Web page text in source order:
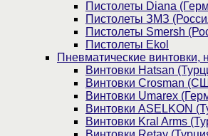
Пистолеты Diana
Пистолеты ЗМЗ
Пистолеты Smersh
Пистолеты Ekol
Пневматические винтовки,
Винтовки Hatsan
Винтовки Crosman
Винтовки Umarex
Винтовки ASELKON
Винтовки Kral Arms